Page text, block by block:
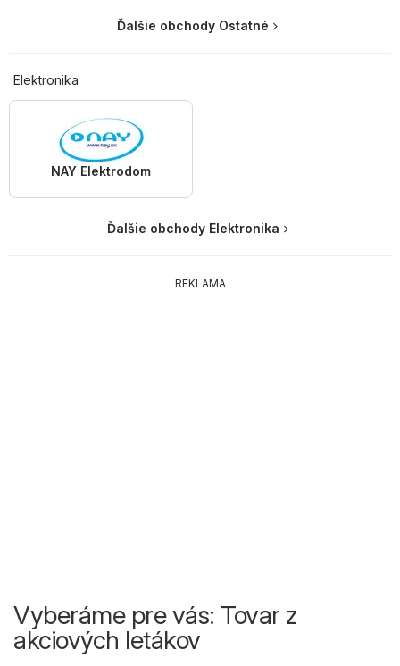
Ďalšie obchody Ostatné
Elektronika
NAY Elektrodom
Ďalšie obchody Elektronika
REKLAMA
Vyberáme pre vás: Tovar z
akciových letákov